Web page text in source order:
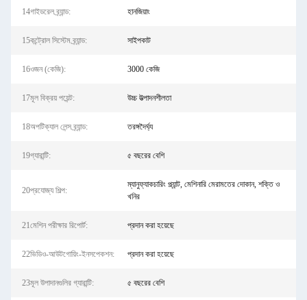
14গাইডরেল ব্র্যান্ড: হানজিয়াং
15কন্ট্রোল সিস্টেম ব্র্যান্ড: সাইপকাট
16ওজন (কেজি): 3000 কেজি
17মূল বিক্রয় পয়েন্ট: উচ্চ উত্পাদনশীলতা
18অপটিক্যাল লেন্স ব্র্যান্ড: তরঙ্গদৈর্ঘ্য
19গ্যারান্টি: ৫ বছরের বেশি
20প্রযোজ্য শিল্প:
ম্যানুফ্যাকচারিং প্ল্যান্ট, মেশিনারি মেরামতের দোকান, শক্তি ও
খনির
21মেশিন পরীক্ষার রিপোর্ট: প্রদান করা হয়েছে
22ভিডিও-আউটগোয়িং-ইনসপেকশন: প্রদান করা হয়েছে
23মূল উপাদানগুলির গ্যারান্টি: ৫ বছরের বেশি